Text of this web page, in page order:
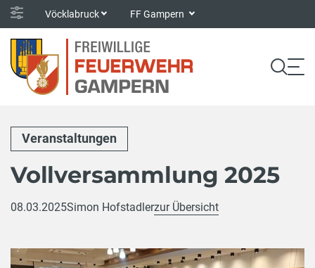
Vöcklabruck FF Gampern
Veranstaltungen
Vollversammlung 2025
08.03.2025Simon Hofstadlerzur Übersicht